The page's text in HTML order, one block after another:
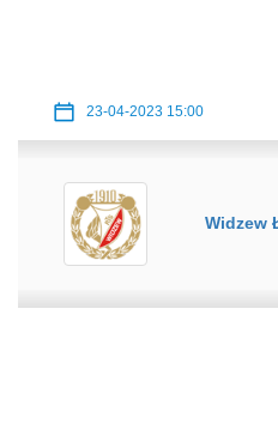
23-04-2023 15:00
Widzew